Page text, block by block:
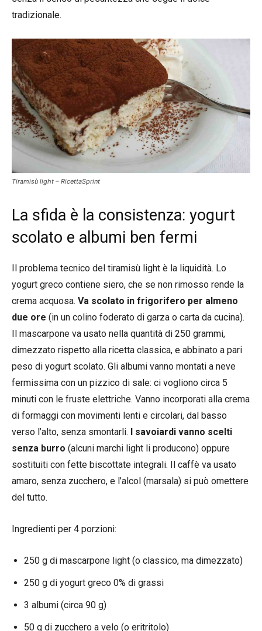
tradizionale.
Tiramisù light – RicettaSprint
La sfida è la consistenza: yogurt
scolato e albumi ben fermi
Il problema tecnico del tiramisù light è la liquidità. Lo
yogurt greco contiene siero, che se non rimosso rende la
crema acquosa. Va scolato in frigorifero per almeno
due ore (in un colino foderato di garza o carta da cucina).
Il mascarpone va usato nella quantità di 250 grammi,
dimezzato rispetto alla ricetta classica, e abbinato a pari
peso di yogurt scolato. Gli albumi vanno montati a neve
fermissima con un pizzico di sale: ci vogliono circa 5
minuti con le fruste elettriche. Vanno incorporati alla crema
di formaggi con movimenti lenti e circolari, dal basso
verso l’alto, senza smontarli. I savoiardi vanno scelti
senza burro (alcuni marchi light li producono) oppure
sostituiti con fette biscottate integrali. Il caffè va usato
amaro, senza zucchero, e l’alcol (marsala) si può omettere
del tutto.
Ingredienti per 4 porzioni:
250 g di mascarpone light (o classico, ma dimezzato)
250 g di yogurt greco 0% di grassi
3 albumi (circa 90 g)
50 g di zucchero a velo (o eritritolo)